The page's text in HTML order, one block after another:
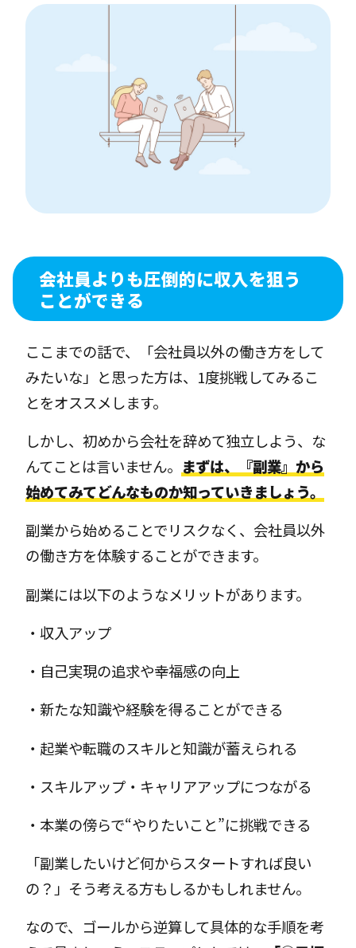
会社員よりも圧倒的に収入を狙う
ことができる
ここまでの話で、「会社員以外の働き方をして
みたいな」と思った方は、1度挑戦してみるこ
とをオススメします。
しかし、初めから会社を辞めて独立しよう、な
んてことは言いません。 まずは、『副業』から
始めてみてどんなものか知っていきましょう。
副業から始めることでリスクなく、会社員以外
の働き方を体験することができます。
副業には以下のようなメリットがあります。
・収入アップ
・自己実現の追求や幸福感の向上
・新たな知識や経験を得ることができる
・起業や転職のスキルと知識が蓄えられる
・スキルアップ・キャリアアップにつながる
・本業の傍らで“やりたいこと”に挑戦できる
「副業したいけど何からスタートすれば良い
の？」そう考える方もしるかもしれません。
なので、ゴールから逆算して具体的な手順を考